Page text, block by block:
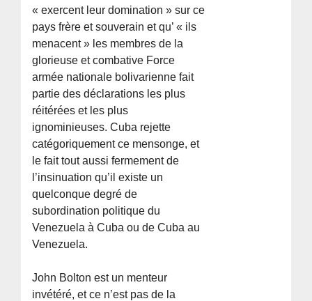
« exercent leur domination » sur ce
pays frère et souverain et qu’ « ils
menacent » les membres de la
glorieuse et combative Force
armée nationale bolivarienne fait
partie des déclarations les plus
réitérées et les plus
ignominieuses. Cuba rejette
catégoriquement ce mensonge, et
le fait tout aussi fermement de
l’insinuation qu’il existe un
quelconque degré de
subordination politique du
Venezuela à Cuba ou de Cuba au
Venezuela.
John Bolton est un menteur
invétéré, et ce n’est pas de la